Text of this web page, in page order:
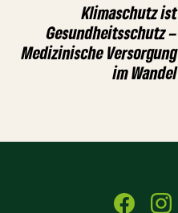
Klimaschutz ist
Gesundheitsschutz –
Medizinische Versorgung
im Wandel